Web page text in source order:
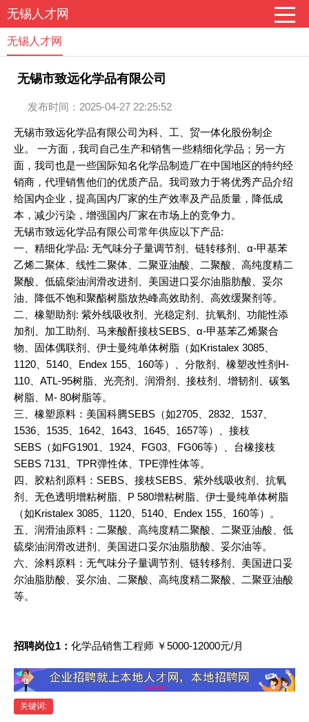
无锡人才网
无锡人才网
无锡市致远化学品有限公司
发布时间：2025-04-27 22:25:52
无锡市致远化学品有限公司为科、工、贸一体化股份制企
业。 一方面，我司自己生产和销售一些精细化学品；另一方
面，我司也是一些国际知名化学品制造厂在中国地区的特约经
销商，代理销售他们的优质产品。我司致力于将优秀产品介绍
给国内企业，提高国内厂家的生产效率及产品质量，降低成
本，减少污染，增强国内厂家在市场上的竞争力。
无锡市致远化学品有限公司常年供应以下产品:
一、精细化学品: 无气味分子量调节剂、链转移剂、α-甲基苯
乙烯二聚体、线性二聚体、二聚亚油酸、二聚酸、高纯度精二
聚酸、低硫柴油润滑改进剂、美国进口妥尔油脂肪酸、妥尔
油、降低不饱和聚酯树脂放热峰高效助剂、高效缓聚剂等。
二、橡塑助剂: 紫外线吸收剂、光稳定剂、抗氧剂、功能性添
加剂、加工助剂、马来酸酐接枝SEBS、α-甲基苯乙烯聚合
物、固体偶联剂、伊士曼纯单体树脂（如Kristalex 3085、
1120、5140、Endex 155、160等）、分散剂、橡塑改性剂H-
110、ATL-95树脂、光亮剂、润滑剂、接枝剂、增韧剂、碳氢
树脂、M- 80树脂等。
三、橡塑原料：美国科腾SEBS（如2705、2832、1537、
1536、1535、1642、1643、1645、1657等）、接枝
SEBS（如FG1901、1924、FG03、FG06等）、台橡接枝
SEBS 7131、TPR弹性体、TPE弹性体等。
四、胶粘剂原料：SEBS、接枝SEBS、紫外线吸收剂、抗氧
剂、无色透明增粘树脂、P 580增粘树脂、伊士曼纯单体树脂
（如Kristalex 3085、1120、5140、Endex 155、160等）。
五、润滑油原料：二聚酸、高纯度精二聚酸、二聚亚油酸、低
硫柴油润滑改进剂、美国进口妥尔油脂肪酸、妥尔油等。
六、涂料原料：无气味分子量调节剂、链转移剂、美国进口妥
尔油脂肪酸、妥尔油、二聚酸、高纯度精二聚酸、二聚亚油酸
等。
招聘岗位1： 化学品销售工程师 ￥5000-12000元/月
关键词: